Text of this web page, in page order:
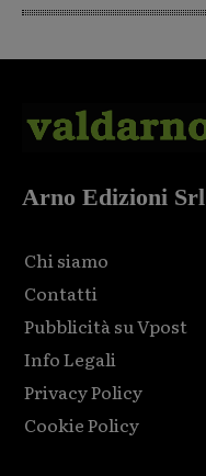
Arno Edizioni Srl
Chi siamo
Contatti
Pubblicità su Vpost
Info Legali
Privacy Policy
Cookie Policy